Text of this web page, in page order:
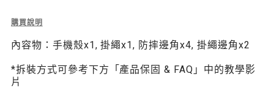
Description
Odyssey+
級
超
購買說明
內容物：手機殼x1, 掛繩x1, 防摔邊角x4, 掛繩邊角x2
*拆裝方式可參考下方「產品保固 & FAQ」中的教學影
片